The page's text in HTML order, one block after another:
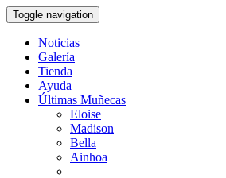
Toggle navigation
Noticias
Galería
Tienda
Ayuda
Últimas Muñecas
Eloise
Madison
Bella
Ainhoa